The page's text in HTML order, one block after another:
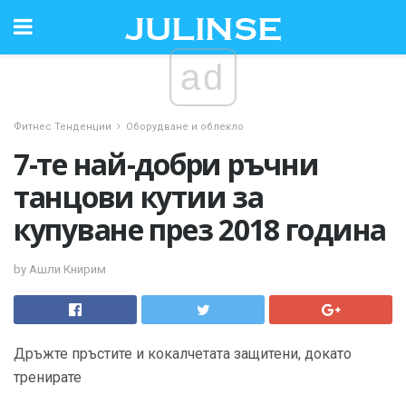
ad
Фитнес Тенденции Оборудване и облекло
7-те най-добри ръчни
танцови кутии за
купуване през 2018 година
by Ашли Книрим
Дръжте пръстите и кокалчетата защитени, докато
тренирате